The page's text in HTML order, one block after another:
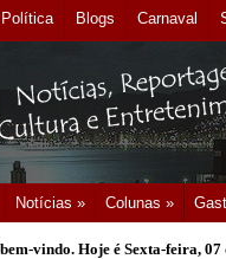
Blogs Carnaval
Notícias » Colunas »
vindo. Hoje é Sexta-feira, 07